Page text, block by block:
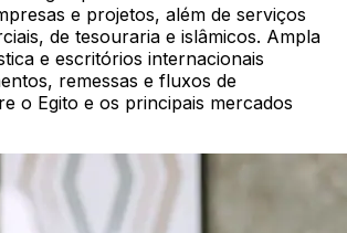
e projetos, além de serviços
de tesouraria e islâmicos. Ampla
e escritórios internacionais
remessas e fluxos de
o Egito e os principais mercados